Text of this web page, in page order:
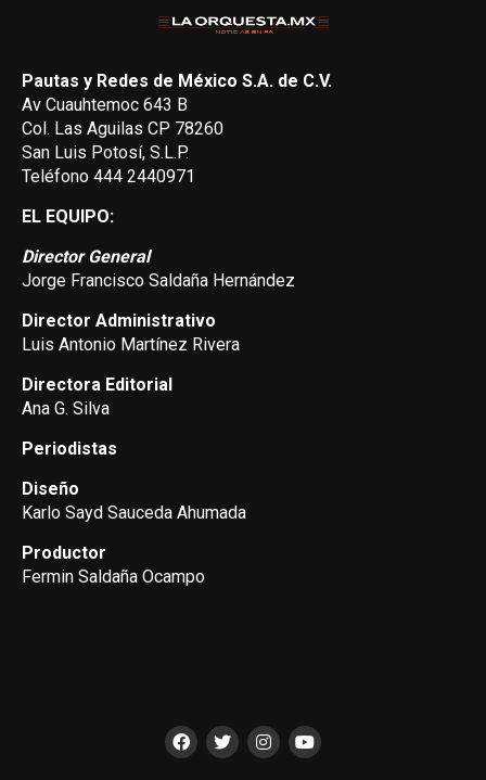
Pautas y Redes de México S.A. de C.V.
Av Cuauhtemoc 643 B
Col. Las Aguilas CP 78260
San Luis Potosí, S.L.P.
Teléfono 444 2440971
EL EQUIPO:
Director General
Jorge Francisco Saldaña Hernández
Director Administrativo
Luis Antonio Martínez Rivera
Directora Editorial
Ana G. Silva
Periodistas
Diseño
Karlo Sayd Sauceda Ahumada
Productor
Fermin Saldaña Ocampo